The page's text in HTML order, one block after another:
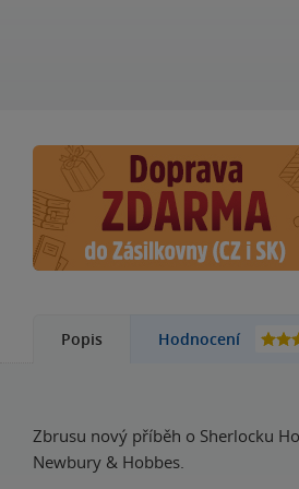
Popis Hodnocení
Zbrusu nový příběh o Sherlocku
Newbury & Hobbes.